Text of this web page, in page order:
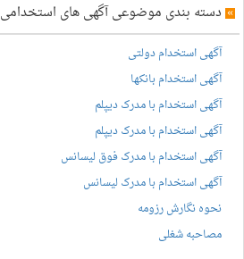
» دسته بندی موضوعی آگهی های استخدامی
آگهی استخدام دولتی
آگهی استخدام بانکها
آگهی استخدام با مدرک دیپلم
آگهی استخدام با مدرک دیپلم
آگهی استخدام با مدرک فوق لیسانس
آگهی استخدام با مدرک لیسانس
نحوه نگارش رزومه
مصاحبه شغلی